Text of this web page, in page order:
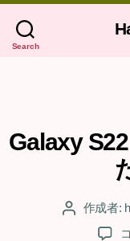
Search
Galaxy
投 作成者: